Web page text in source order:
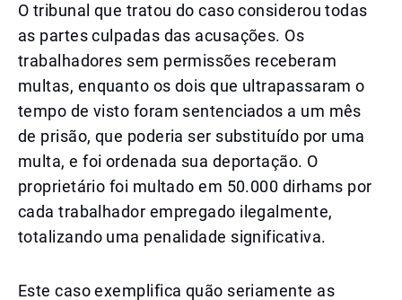
O tribunal que tratou do caso considerou todas
as partes culpadas das acusações. Os
trabalhadores sem permissões receberam
multas, enquanto os dois que ultrapassaram o
tempo de visto foram sentenciados a um mês
de prisão, que poderia ser substituído por uma
multa, e foi ordenada sua deportação. O
proprietário foi multado em 50.000 dirhams por
cada trabalhador empregado ilegalmente,
totalizando uma penalidade significativa.
Este caso exemplifica quão seriamente as